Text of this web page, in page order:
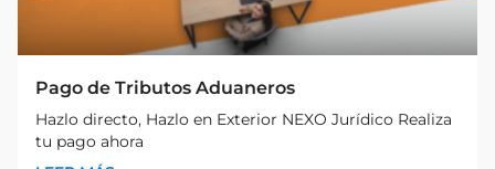
Pago de Tributos Aduaneros
Hazlo directo, Hazlo en Exterior NEXO Jurídico Realiza
tu pago ahora